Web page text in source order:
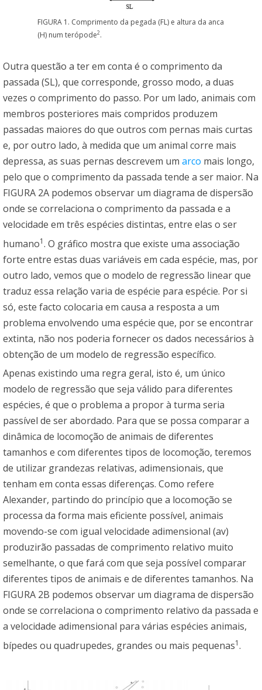
FIGURA 1. Comprimento da pegada (FL) e altura da anca
(H) num terópode2.
Outra questão a ter em conta é o comprimento da
passada (SL), que corresponde, grosso modo, a duas
vezes o comprimento do passo. Por um lado, animais com
membros posteriores mais compridos produzem
passadas maiores do que outros com pernas mais curtas
e, por outro lado, à medida que um animal corre mais
depressa, as suas pernas descrevem um arco mais longo,
pelo que o comprimento da passada tende a ser maior. Na
FIGURA 2A podemos observar um diagrama de dispersão
onde se correlaciona o comprimento da passada e a
velocidade em três espécies distintas, entre elas o ser
humano1. O gráfico mostra que existe uma associação
forte entre estas duas variáveis em cada espécie, mas, por
outro lado, vemos que o modelo de regressão linear que
traduz essa relação varia de espécie para espécie. Por si
só, este facto colocaria em causa a resposta a um
problema envolvendo uma espécie que, por se encontrar
extinta, não nos poderia fornecer os dados necessários à
obtenção de um modelo de regressão específico.
Apenas existindo uma regra geral, isto é, um único
modelo de regressão que seja válido para diferentes
espécies, é que o problema a propor à turma seria
passível de ser abordado. Para que se possa comparar a
dinâmica de locomoção de animais de diferentes
tamanhos e com diferentes tipos de locomoção, teremos
de utilizar grandezas relativas, adimensionais, que
tenham em conta essas diferenças. Como refere
Alexander, partindo do princípio que a locomoção se
processa da forma mais eficiente possível, animais
movendo-se com igual velocidade adimensional (av)
produzirão passadas de comprimento relativo muito
semelhante, o que fará com que seja possível comparar
diferentes tipos de animais e de diferentes tamanhos. Na
FIGURA 2B podemos observar um diagrama de dispersão
onde se correlaciona o comprimento relativo da passada e
a velocidade adimensional para várias espécies animais,
bípedes ou quadrupedes, grandes ou mais pequenas1.